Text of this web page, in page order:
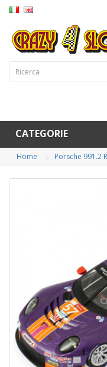
CATEGORIE
Home Porsche 991.2